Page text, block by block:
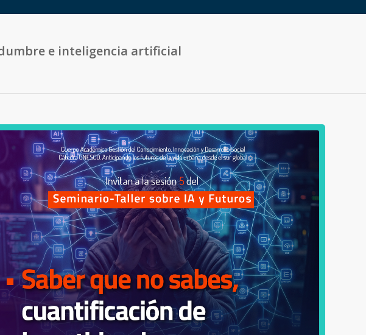
e inteligencia artificial